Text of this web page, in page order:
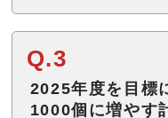
Q.3
2025年度を目標
1000個に増やす